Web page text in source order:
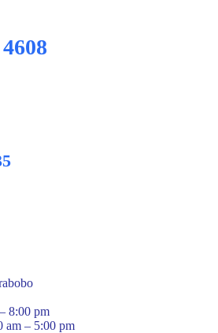
8:00 pm
am – 5:00 pm